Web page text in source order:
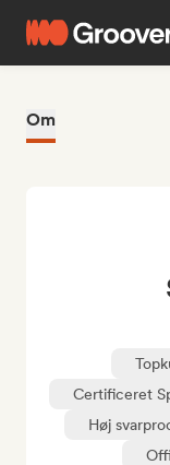
Om
Certificeret
Høj